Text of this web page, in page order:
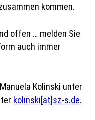
kommen.
offen … melden Sie
auch immer
Kolinski unter
kolinski[at]sz-s.de.